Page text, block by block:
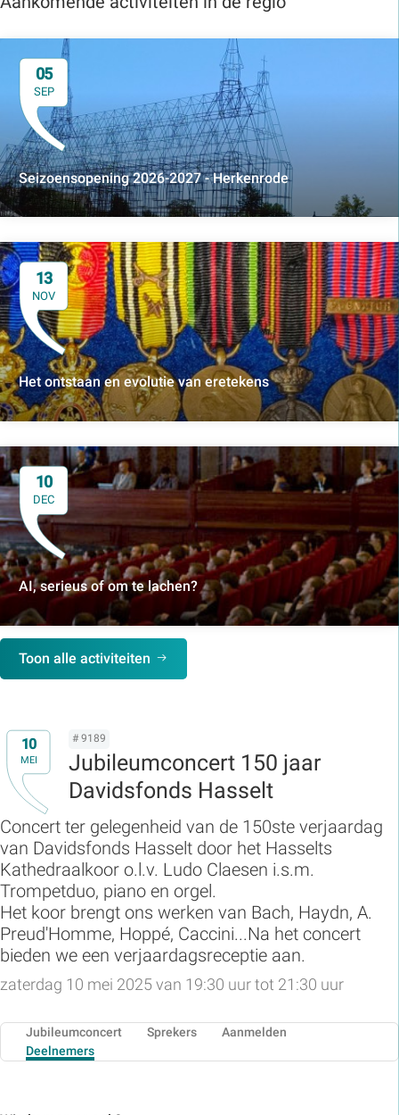
05
SEP
Seizoensopening 2026-2027 - Herkenrode
13
NOV
Het ontstaan en evolutie van eretekens
10
DEC
AI, serieus of om te lachen?
Toon alle activiteiten
10
MEI
# 9189
Jubileumconcert 150 jaar
Davidsfonds Hasselt
Concert ter gelegenheid van de 150ste verjaardag
van Davidsfonds Hasselt door het Hasselts
Kathedraalkoor o.l.v. Ludo Claesen i.s.m.
Trompetduo, piano en orgel.
Het koor brengt ons werken van Bach, Haydn, A.
Preud'Homme, Hoppé, Caccini...Na het concert
bieden we een verjaardagsreceptie aan.
zaterdag 10 mei 2025 van 19:30 uur tot 21:30 uur
Jubileumconcert Sprekers
Aanmelden
Deelnemers